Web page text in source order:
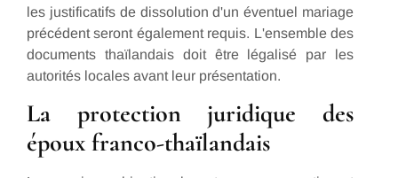
les justificatifs de dissolution d'un éventuel mariage
précédent seront également requis. L'ensemble des
documents thaïlandais doit être légalisé par les
autorités locales avant leur présentation.
La protection juridique des
époux franco-thaïlandais